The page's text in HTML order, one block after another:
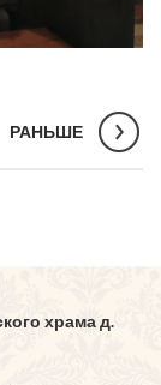
РАНЬШЕ
храма д.